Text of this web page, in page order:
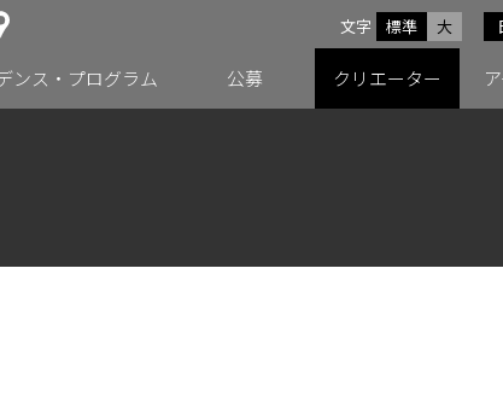
文字サイズ
標準 大
アーツアンドスペース
ーアーツアンドスペースX
ョーアーツアンドスペ
ルニュース
アクセス
ンス・プログラム 公募 クリエーター